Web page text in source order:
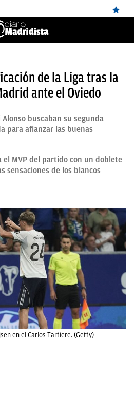
de la Liga tras la
ante el Oviedo
buscaban su segunda
para afianzar las buenas
el MVP del partido con un doblete
sensaciones de los blancos
en el Carlos Tartiere. (Getty)